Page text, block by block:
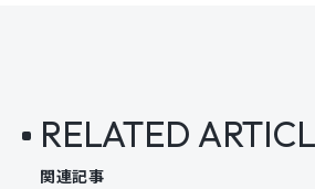
RELATED
関連記事